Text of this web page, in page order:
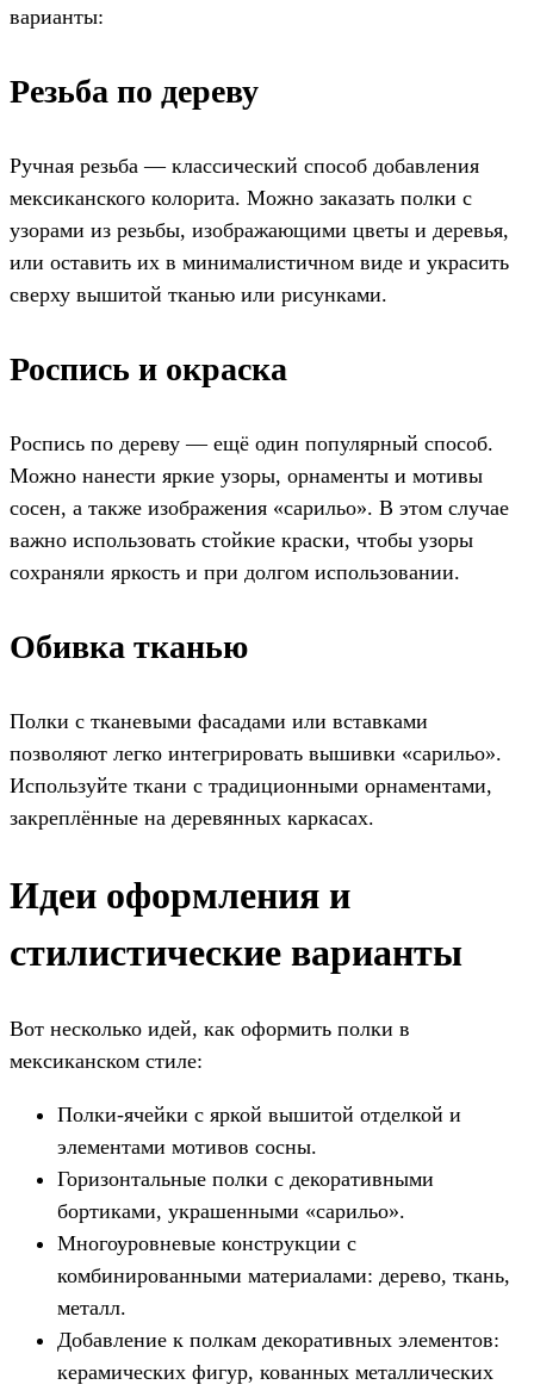
варианты:
Резьба по дереву
Ручная резьба — классический способ добавления
мексиканского колорита. Можно заказать полки с
узорами из резьбы, изображающими цветы и деревья,
или оставить их в минималистичном виде и украсить
сверху вышитой тканью или рисунками.
Роспись и окраска
Роспись по дереву — ещё один популярный способ.
Можно нанести яркие узоры, орнаменты и мотивы
сосен, а также изображения «сарильо». В этом случае
важно использовать стойкие краски, чтобы узоры
сохраняли яркость и при долгом использовании.
Обивка тканью
Полки с тканевыми фасадами или вставками
позволяют легко интегрировать вышивки «сарильо».
Используйте ткани с традиционными орнаментами,
закреплённые на деревянных каркасах.
Идеи оформления и
стилистические варианты
Вот несколько идей, как оформить полки в
мексиканском стиле:
Полки-ячейки с яркой вышитой отделкой и
элементами мотивов сосны.
Горизонтальные полки с декоративными
бортиками, украшенными «сарильо».
Многоуровневые конструкции с
комбинированными материалами: дерево, ткань,
металл.
Добавление к полкам декоративных элементов:
керамических фигур, кованных металлических